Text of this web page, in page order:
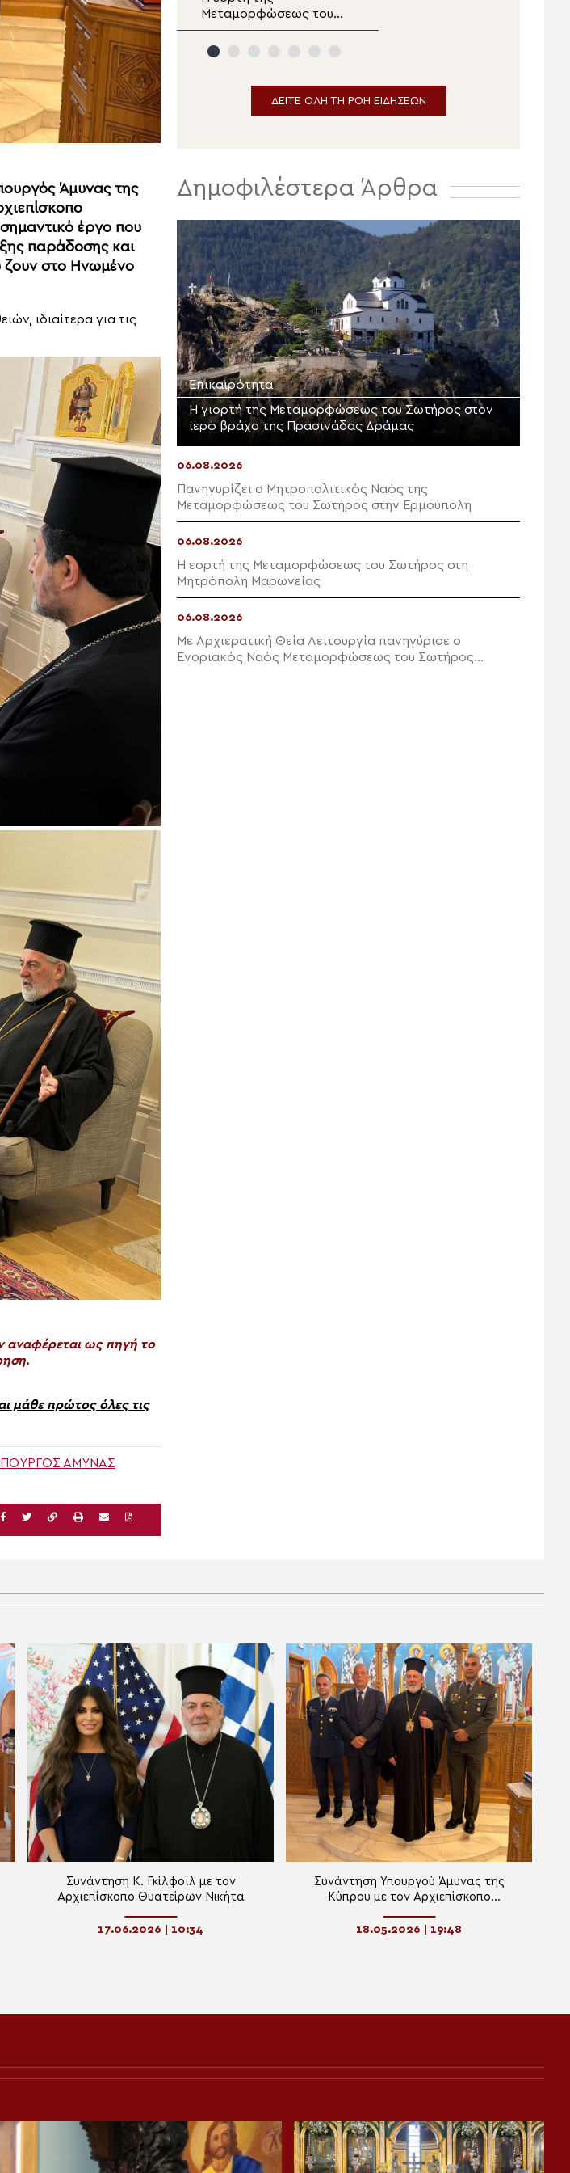
Άμυνας της
έργο που
παράδοσης και
ζουν στο Ηνωμένο
ιδιαίτερα για τις
αναφέρεται ως πηγή το
μάθε πρώτος όλες τις
ΆΜΥΝΑΣ
Σωτήρος
Μεταμορφώσεως του
Σωτήρος στη Μονή Σινά
Μεταμορφώσεως του
Σωτήρος στα Λευκάκια
Ναυπλίου
ΔΕΙΤΕ ΟΛΗ ΤΗ ΡΟΗ ΕΙΔΗΣΕΩΝ
Δημοφιλέστερα Άρθρα
Επικαιρότητα
Η γιορτή της Μεταμορφώσεως του Σωτήρος στον
ιερό βράχο της Πρασινάδας Δράμας
06.08.2026
Πανηγυρίζει ο Μητροπολιτικός Ναός της
Μεταμορφώσεως του Σωτήρος στην Ερμούπολη
06.08.2026
Η εορτή της Μεταμορφώσεως του Σωτήρος στη
Μητρόπολη Μαρωνείας
06.08.2026
Με Αρχιερατική Θεία Λειτουργία πανηγύρισε ο
Ενοριακός Ναός Μεταμορφώσεως του Σωτήρος
Συνάντηση Κ. Γκίλφοϊλ με τον
Αρχιεπίσκοπο Θυατείρων Νικήτα
17.06.2026 | 10:34
Συνάντηση Υπουργού Άμυνας της
Κύπρου με τον Αρχιεπίσκοπο
18.05.2026 | 19:48